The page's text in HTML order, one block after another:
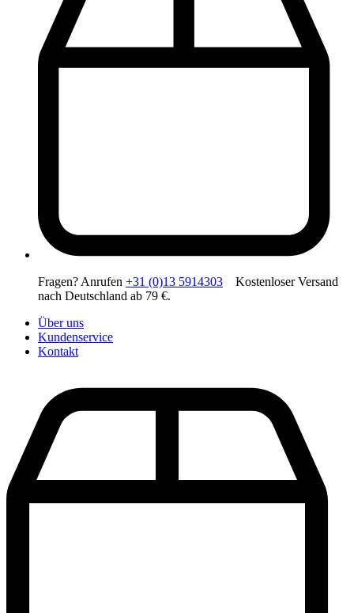
Fragen? Anrufen +31 (0)13 5914303 Kostenloser Versand
nach Deutschland ab 79 €.
Über uns
Kundenservice
Kontakt